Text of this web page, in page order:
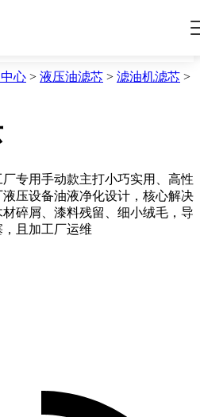
心 > 液压油滤芯 > 滤油机滤芯 >
专用手动款主打小巧实用、高性
压设备油液净化设计，核心解决
碎屑、漆料残留、细小绒毛，导
且加工厂运维